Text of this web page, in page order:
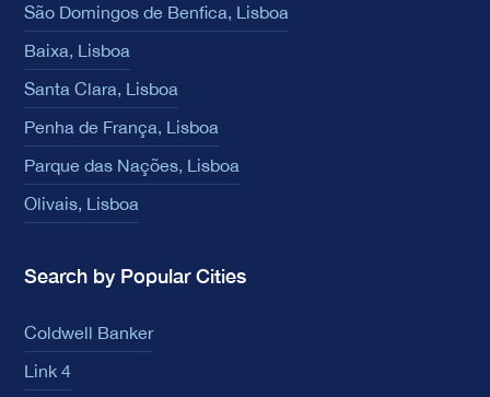
São Domingos de Benfica, Lisboa
Baixa, Lisboa
Santa Clara, Lisboa
Penha de França, Lisboa
Parque das Nações, Lisboa
Olivais, Lisboa
Search by Popular Cities
Coldwell Banker
Link 4